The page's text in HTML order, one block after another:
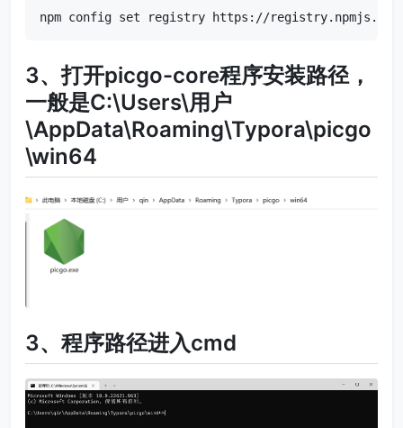
npm config set registry https://registry.npmjs.org
3、打开picgo-core程序安装路径，
一般是C:\Users\用户
\AppData\Roaming\Typora\picgo
\win64
3、程序路径进入cmd